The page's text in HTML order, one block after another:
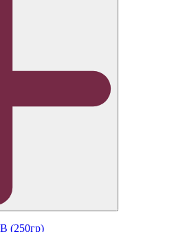
(250гр)